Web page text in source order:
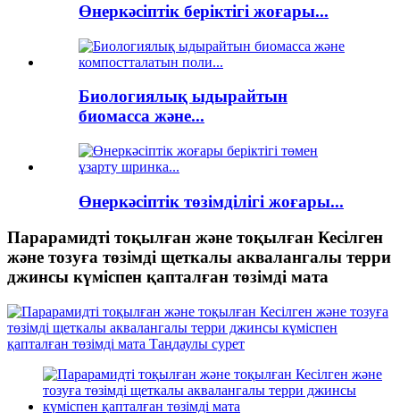
Өнеркәсіптік беріктігі жоғары...
Биологиялық ыдырайтын
биомасса және...
Өнеркәсіптік төзімділігі жоғары...
Парарамидті тоқылған және тоқылған Кесілген
және тозуға төзімді щеткалы аквалангалы терри
джинсы күміспен қапталған төзімді мата